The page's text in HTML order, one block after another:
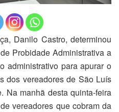
Danilo Castro, determinou
Probidade Administrativa a
administrativo para apurar o
dos vereadores de São Luís
Na manhã desta quinta-feira
vereadores que cobram da